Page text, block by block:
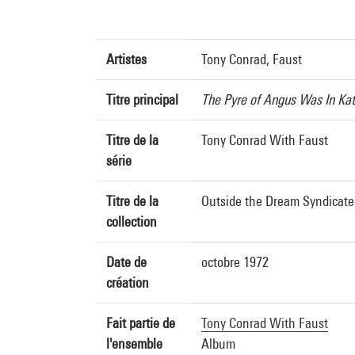
Artistes Tony Conrad, Faust
Titre principal The Pyre of Angus Was In
Titre de la
série
Tony Conrad With Faust
Titre de la
collection
Outside the Dream Syndicate
Date de
création
octobre 1972
Fait partie de
l'ensemble
Tony Conrad With Faust
Album